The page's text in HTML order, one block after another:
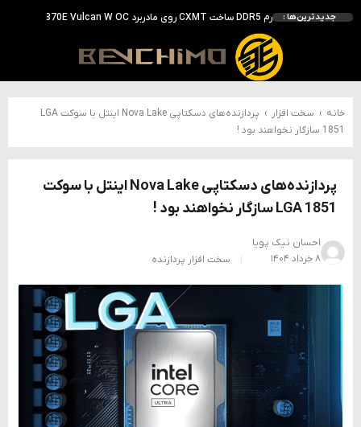
جدیدترین‌ها :
بررسی ASUS ROG Astral RTX 5090 در برابر Astral LC؛ آیا کارت گرافیک خنک‌تر واقعاً سریع‌تر است؟
احتمال معرفی GeForce RTX 5070 SUPER با حافظه 18 گیگابایتی؛ ارتقای محسوس نسبت به مدل استاندارد
انویدیا DLSS 5 را با سه مدل هوش مصنوعی معرفی کرد؛ انتقادهای اولیه نتیجه داد
انویدیا پردازنده 88 هسته‌ای Vera را معرفی کرد؛ CPU اختصاصی برای نسل بعدی هوش مصنوعی
خانه › سخت افزار ›
پردازنده‌های دسکتاپی Nova Lake اینتل با سوکت LGA
1851 سازگار نخواهند بود !
پردازنده‌های دسکتاپی Nova Lake اینتل با سوکت
LGA 1851 سازگار نخواهند بود !
احسان نیک پویا
۸ خرداد ۱۴۰۴
سخت افزار پردازنده